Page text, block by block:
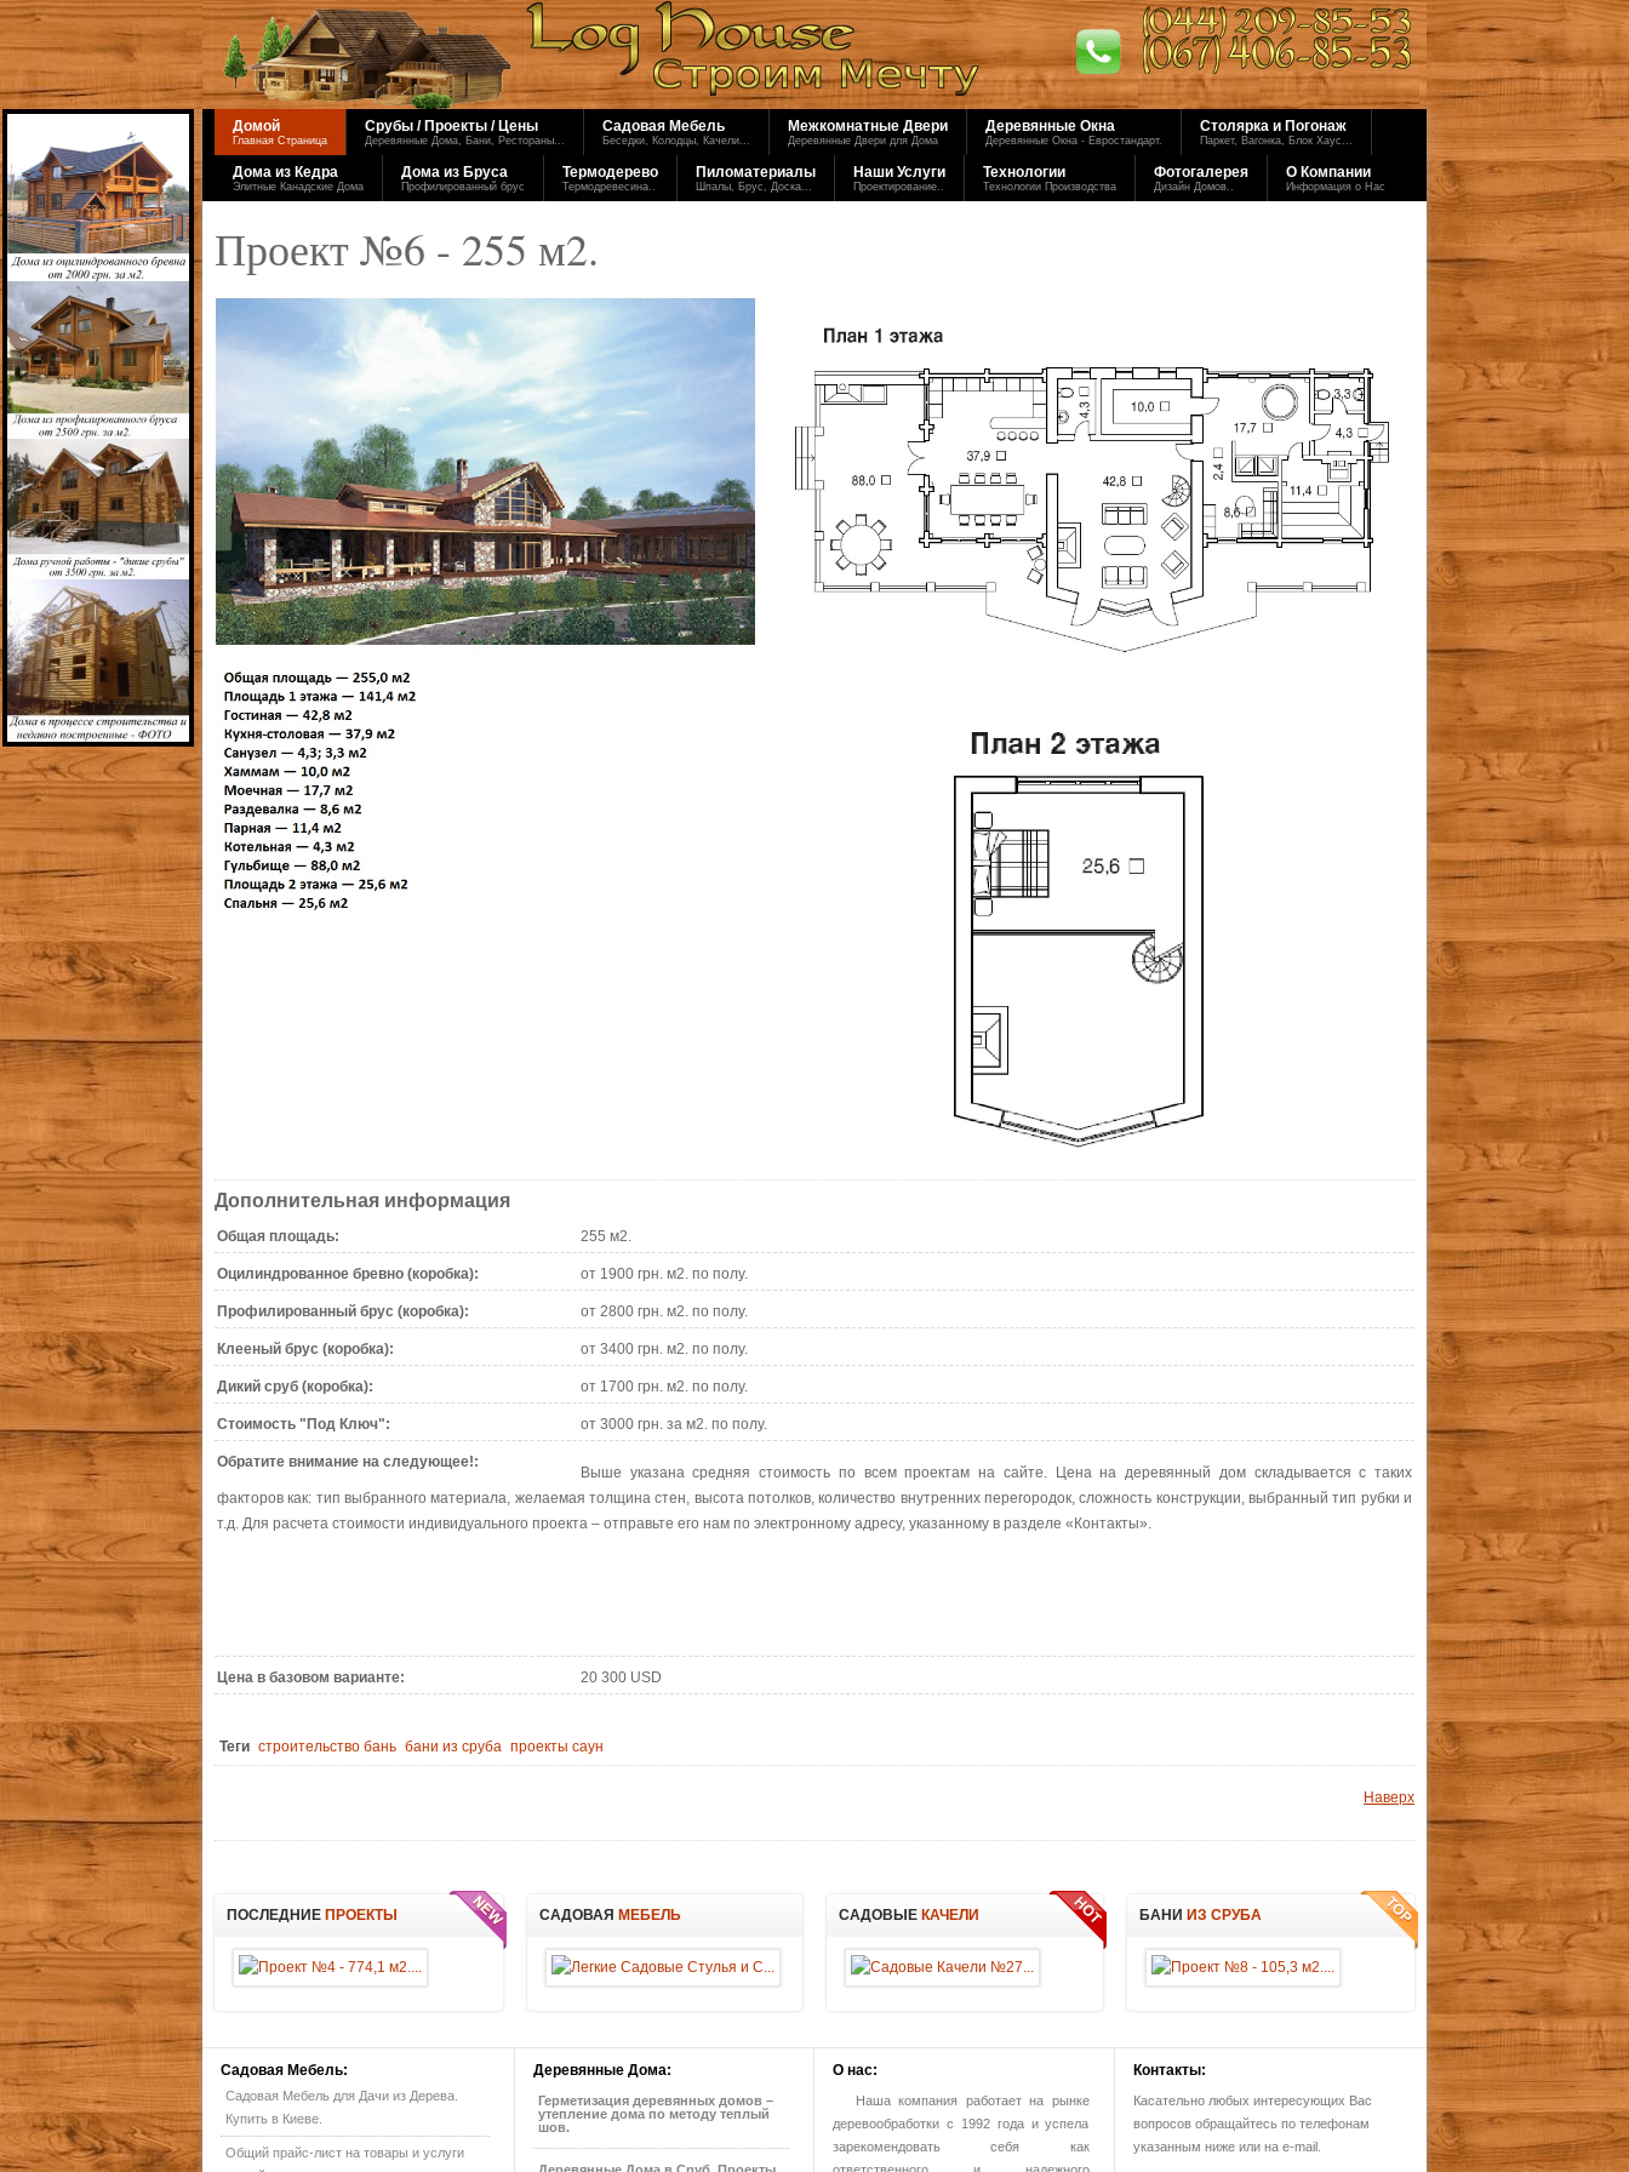
Домой
Главная Страница
Срубы / Проекты / Цены
Деревянные Дома, Бани, Рестораны...
Садовая Мебель
Беседки, Колодцы, Качели...
Межкомнатные Двери
Деревянные Двери для Дома
Деревянные Окна
Деревянные Окна - Евростандарт.
Столярка и Погонаж
Паркет, Вагонка, Блок Хаус...
Дома из Кедра
Элитные Канадские Дома
Дома из Бруса
Профилированный брус
Термодерево
Термодревесина..
Пиломатериалы
Шпалы, Брус, Доска...
Наши Услуги
Проектирование..
Технологии
Технологии Производства
Фотогалерея
Дизайн Домов..
О Компании
Информация о Нас
Проект №6 - 255 м2.
Дополнительная информация
Общая площадь: 255 м2.
Оцилиндрованное бревно (коробка): от 1900 грн. м2. по полу.
Профилированный брус (коробка): от 2800 грн. м2. по полу.
Клееный брус (коробка): от 3400 грн. м2. по полу.
Дикий сруб (коробка): от 1700 грн. м2. по полу.
Стоимость "Под Ключ": от 3000 грн. за м2. по полу.
Обратите внимание на следующее!:
Выше указана средняя стоимость по всем проектам на сайте. Цена на деревянный дом складывается с таких
факторов как: тип выбранного материала, желаемая толщина стен, высота потолков, количество внутренних перегородок, сложность конструкции, выбранный тип рубки и
т.д. Для расчета стоимости индивидуального проекта – отправьте его нам по электронному адресу, указанному в разделе «Контакты».
Цена в базовом варианте: 20 300 USD
Теги строительство бань бани из сруба проекты саун
Наверх
ПОСЛЕДНИЕ ПРОЕКТЫ САДОВАЯ МЕБЕЛЬ САДОВЫЕ КАЧЕЛИ БАНИ ИЗ СРУБА
Садовая Мебель:
Садовая Мебель для Дачи из Дерева.
Купить в Киеве.
Общий прайс-лист на товары и услуги
ДеревянныеДома:
Герметизация деревянных домов –
утепление дома по методу теплый
шов.
О нас:
Наша компания работает на рынке
деревообработки с 1992 года и успела
зарекомендовать себя как
Контакты:
Касательно любых интересующих Вас
вопросов обращайтесь по телефонам
указанным ниже или на e-mail.